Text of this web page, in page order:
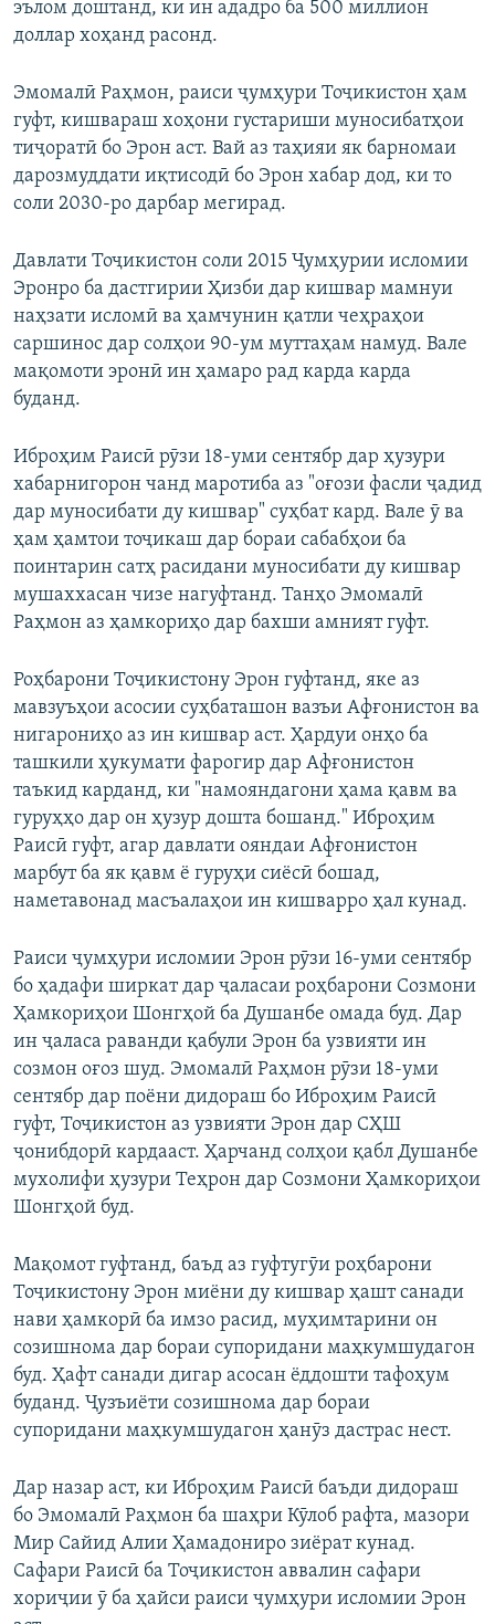
эълом доштанд, ки ин ададро ба 500 миллион
доллар хоҳанд расонд.
Эмомалӣ Раҳмон, раиси ҷумҳури Тоҷикистон ҳам
гуфт, кишвараш хоҳони густариши муносибатҳои
тиҷоратӣ бо Эрон аст. Вай аз таҳияи як барномаи
дарозмуддати иқтисодӣ бо Эрон хабар дод, ки то
соли 2030-ро дарбар мегирад.
Давлати Тоҷикистон соли 2015 Ҷумҳурии исломии
Эронро ба дастгирии Ҳизби дар кишвар мамнуи
наҳзати исломӣ ва ҳамчунин қатли чеҳраҳои
саршинос дар солҳои 90-ум муттаҳам намуд. Вале
мақомоти эронӣ ин ҳамаро рад карда карда
буданд.
Иброҳим Раисӣ рӯзи 18-уми сентябр дар ҳузури
хабарнигорон чанд маротиба аз "оғози фасли ҷадид
дар муносибати ду кишвар" суҳбат кард. Вале ӯ ва
ҳам ҳамтои тоҷикаш дар бораи сабабҳои ба
поинтарин сатҳ расидани муносибати ду кишвар
мушаххасан чизе нагуфтанд. Танҳо Эмомалӣ
Раҳмон аз ҳамкориҳо дар бахши амният гуфт.
Роҳбарони Тоҷикистону Эрон гуфтанд, яке аз
мавзуъҳои асосии суҳбаташон вазъи Афғонистон ва
нигарониҳо аз ин кишвар аст. Ҳардуи онҳо ба
ташкили ҳукумати фарогир дар Афғонистон
таъкид карданд, ки "намояндагони ҳама қавм ва
гуруҳҳо дар он ҳузур дошта бошанд." Иброҳим
Раисӣ гуфт, агар давлати ояндаи Афғонистон
марбут ба як қавм ё гуруҳи сиёсӣ бошад,
наметавонад масъалаҳои ин кишварро ҳал кунад.
Раиси ҷумҳури исломии Эрон рӯзи 16-уми сентябр
бо ҳадафи ширкат дар ҷаласаи роҳбарони Созмони
Ҳамкориҳои Шонгҳой ба Душанбе омада буд. Дар
ин ҷаласа раванди қабули Эрон ба узвияти ин
созмон оғоз шуд. Эмомалӣ Раҳмон рӯзи 18-уми
сентябр дар поёни дидораш бо Иброҳим Раисӣ
гуфт, Тоҷикистон аз узвияти Эрон дар СҲШ
ҷонибдорӣ кардааст. Ҳарчанд солҳои қабл Душанбе
мухолифи ҳузури Теҳрон дар Созмони Ҳамкориҳои
Шонгҳой буд.
Мақомот гуфтанд, баъд аз гуфтугӯи роҳбарони
Тоҷикистону Эрон миёни ду кишвар ҳашт санади
нави ҳамкорӣ ба имзо расид, муҳимтарини он
созишнома дар бораи супоридани маҳкумшудагон
буд. Ҳафт санади дигар асосан ёддошти тафоҳум
буданд. Ҷузъиёти созишнома дар бораи
супоридани маҳкумшудагон ҳанӯз дастрас нест.
Дар назар аст, ки Иброҳим Раисӣ баъди дидораш
бо Эмомалӣ Раҳмон ба шаҳри Кӯлоб рафта, мазори
Мир Сайид Алии Ҳамадониро зиёрат кунад.
Сафари Раисӣ ба Тоҷикистон аввалин сафари
хориҷии ӯ ба ҳайси раиси ҷумҳури исломии Эрон